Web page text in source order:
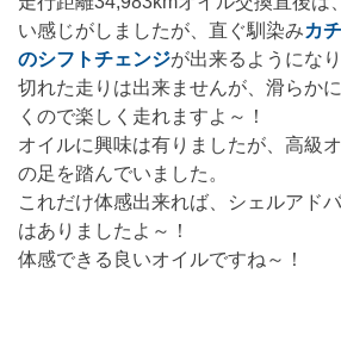
い感じがしましたが、直ぐ馴染みカ
のシフトチェンジが出来るようになり
切れた走りは出来ませんが、滑らか
くので楽しく走れますよ～！
オイルに興味は有りましたが、高級
の足を踏んでいました。
これだけ体感出来れば、シェルアド
はありましたよ～！
体感できる良いオイルですね～！